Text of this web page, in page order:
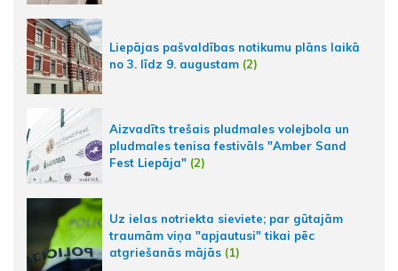
Liepājas pašvaldības notikumu plāns laikā
no 3. līdz 9. augustam (2)
Aizvadīts trešais pludmales volejbola un
pludmales tenisa festivāls "Amber Sand
Fest Liepāja" (2)
Uz ielas notriekta sieviete; par gūtajām
traumām viņa "apjautusi" tikai pēc
atgriešanās mājās (1)